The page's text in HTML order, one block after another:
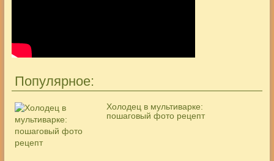
Популярное:
Холодец в мультиварке:
пошаговый фото рецепт